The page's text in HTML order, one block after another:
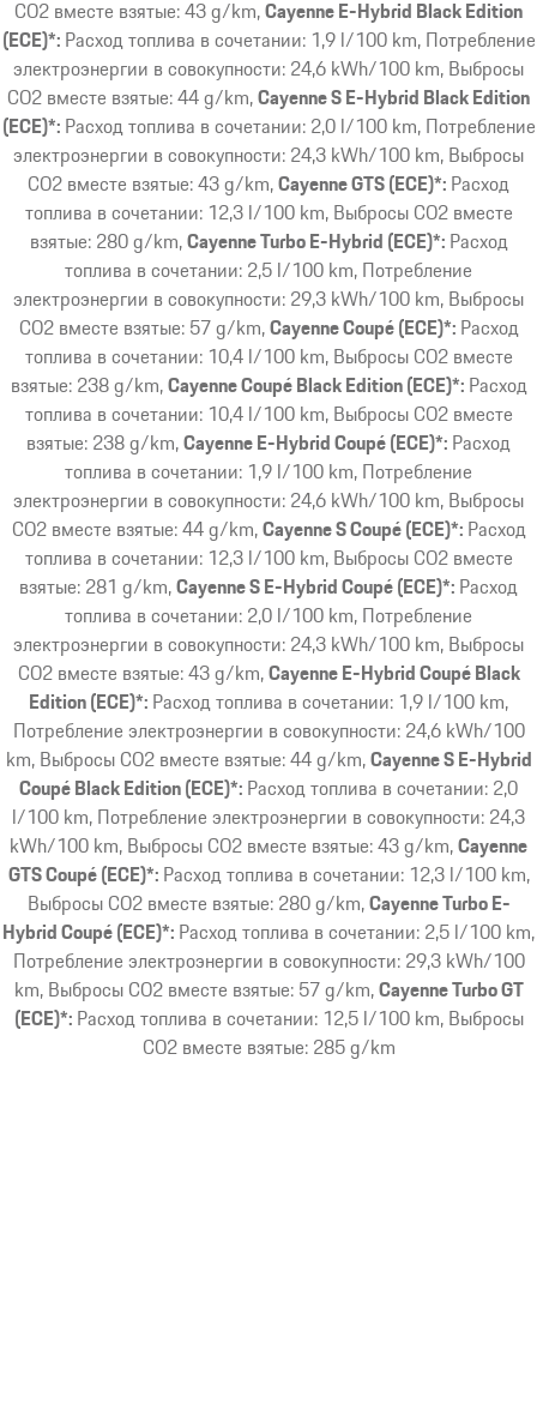
CO2 вместе взятые: 43 g/km Cayenne E-Hybrid Black Edition
(ECE)*: Расход топлива в сочетании: 1,9 l/100 km, Потребление
электроэнергии в совокупности: 24,6 kWh/100 km, Выбросы
CO2 вместе взятые: 44 g/km Cayenne S E-Hybrid Black Edition
(ECE)*: Расход топлива в сочетании: 2,0 l/100 km, Потребление
электроэнергии в совокупности: 24,3 kWh/100 km, Выбросы
CO2 вместе взятые: 43 g/km Cayenne GTS (ECE)*: Расход
топлива в сочетании: 12,3 l/100 km, Выбросы CO2 вместе
взятые: 280 g/km Cayenne Turbo E-Hybrid (ECE)*: Расход
топлива в сочетании: 2,5 l/100 km, Потребление
электроэнергии в совокупности: 29,3 kWh/100 km, Выбросы
CO2 вместе взятые: 57 g/km Cayenne Coupé (ECE)*: Расход
топлива в сочетании: 10,4 l/100 km, Выбросы CO2 вместе
взятые: 238 g/km Cayenne Coupé Black Edition (ECE)*: Расход
топлива в сочетании: 10,4 l/100 km, Выбросы CO2 вместе
взятые: 238 g/km Cayenne E-Hybrid Coupé (ECE)*: Расход
топлива в сочетании: 1,9 l/100 km, Потребление
электроэнергии в совокупности: 24,6 kWh/100 km, Выбросы
CO2 вместе взятые: 44 g/km Cayenne S Coupé (ECE)*: Расход
топлива в сочетании: 12,3 l/100 km, Выбросы CO2 вместе
взятые: 281 g/km Cayenne S E-Hybrid Coupé (ECE)*: Расход
топлива в сочетании: 2,0 l/100 km, Потребление
электроэнергии в совокупности: 24,3 kWh/100 km, Выбросы
CO2 вместе взятые: 43 g/km Cayenne E-Hybrid Coupé Black
Edition (ECE)*: Расход топлива в сочетании: 1,9 l/100 km,
Потребление электроэнергии в совокупности: 24,6 kWh/100
km, Выбросы CO2 вместе взятые: 44 g/km Cayenne S E-Hybrid
Coupé Black Edition (ECE)*: Расход топлива в сочетании: 2,0
l/100 km, Потребление электроэнергии в совокупности: 24,3
kWh/100 km, Выбросы CO2 вместе взятые: 43 g/km Cayenne
GTS Coupé (ECE)*: Расход топлива в сочетании: 12,3 l/100 km,
Выбросы CO2 вместе взятые: 280 g/km Cayenne Turbo E-
Hybrid Coupé (ECE)*: Расход топлива в сочетании: 2,5 l/100 km,
Потребление электроэнергии в совокупности: 29,3 kWh/100
km, Выбросы CO2 вместе взятые: 57 g/km Cayenne Turbo GT
(ECE)*: Расход топлива в сочетании: 12,5 l/100 km, Выбросы
CO2 вместе взятые: 285 g/km